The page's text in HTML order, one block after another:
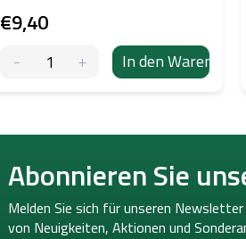
€9,40
In den Warenkorb
Abonnieren Sie
Melden Sie sich für unseren
von Neuigkeiten, Aktionen und